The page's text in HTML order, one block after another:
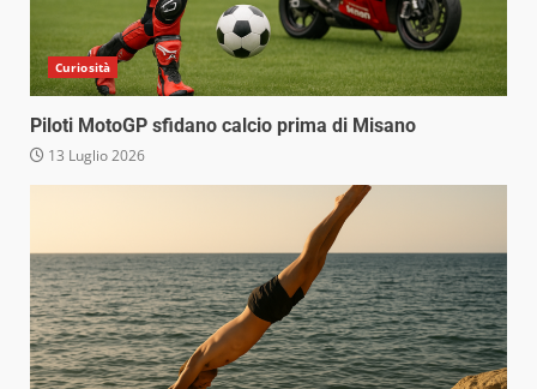
Curiosità
Piloti MotoGP sfidano calcio prima di Misano
13 Luglio 2026